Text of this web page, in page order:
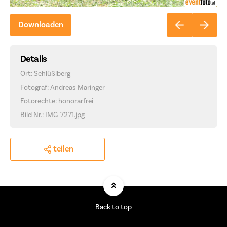
Downloaden
Details
Ort: Schlüßlberg
Fotograf: Andreas Maringer
Fotorechte: honorarfrei
Bild Nr.: IMG_7271.jpg
teilen
Back to top